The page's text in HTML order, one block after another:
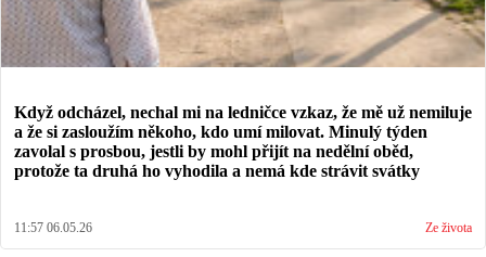
Když odcházel, nechal mi na ledničce vzkaz, že mě už nemiluje
a že si zasloužím někoho, kdo umí milovat. Minulý týden
zavolal s prosbou, jestli by mohl přijít na nedělní oběd,
protože ta druhá ho vyhodila a nemá kde strávit svátky
11:57 06.05.26 Ze života